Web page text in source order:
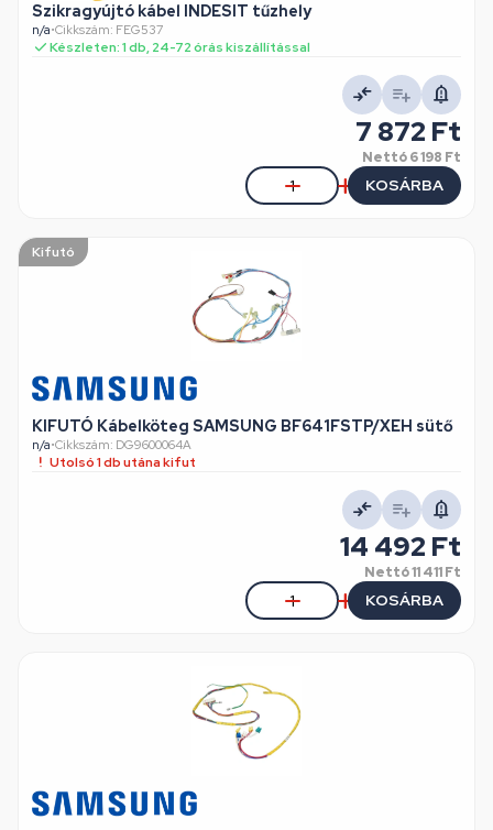
Szikragyújtó kábel INDESIT tűzhely
n/a•Cikkszám: FEG537
Készleten: 1 db, 24-72 órás kiszállítással
7 872 Ft
Nettó6 198 Ft
KOSÁRBA
Kifutó
KIFUTÓ Kábelköteg SAMSUNG BF641FSTP/XEH sütő
n/a•Cikkszám: DG9600064A
Utolsó 1 db utána kifut
14 492 Ft
Nettó11 411 Ft
KOSÁRBA